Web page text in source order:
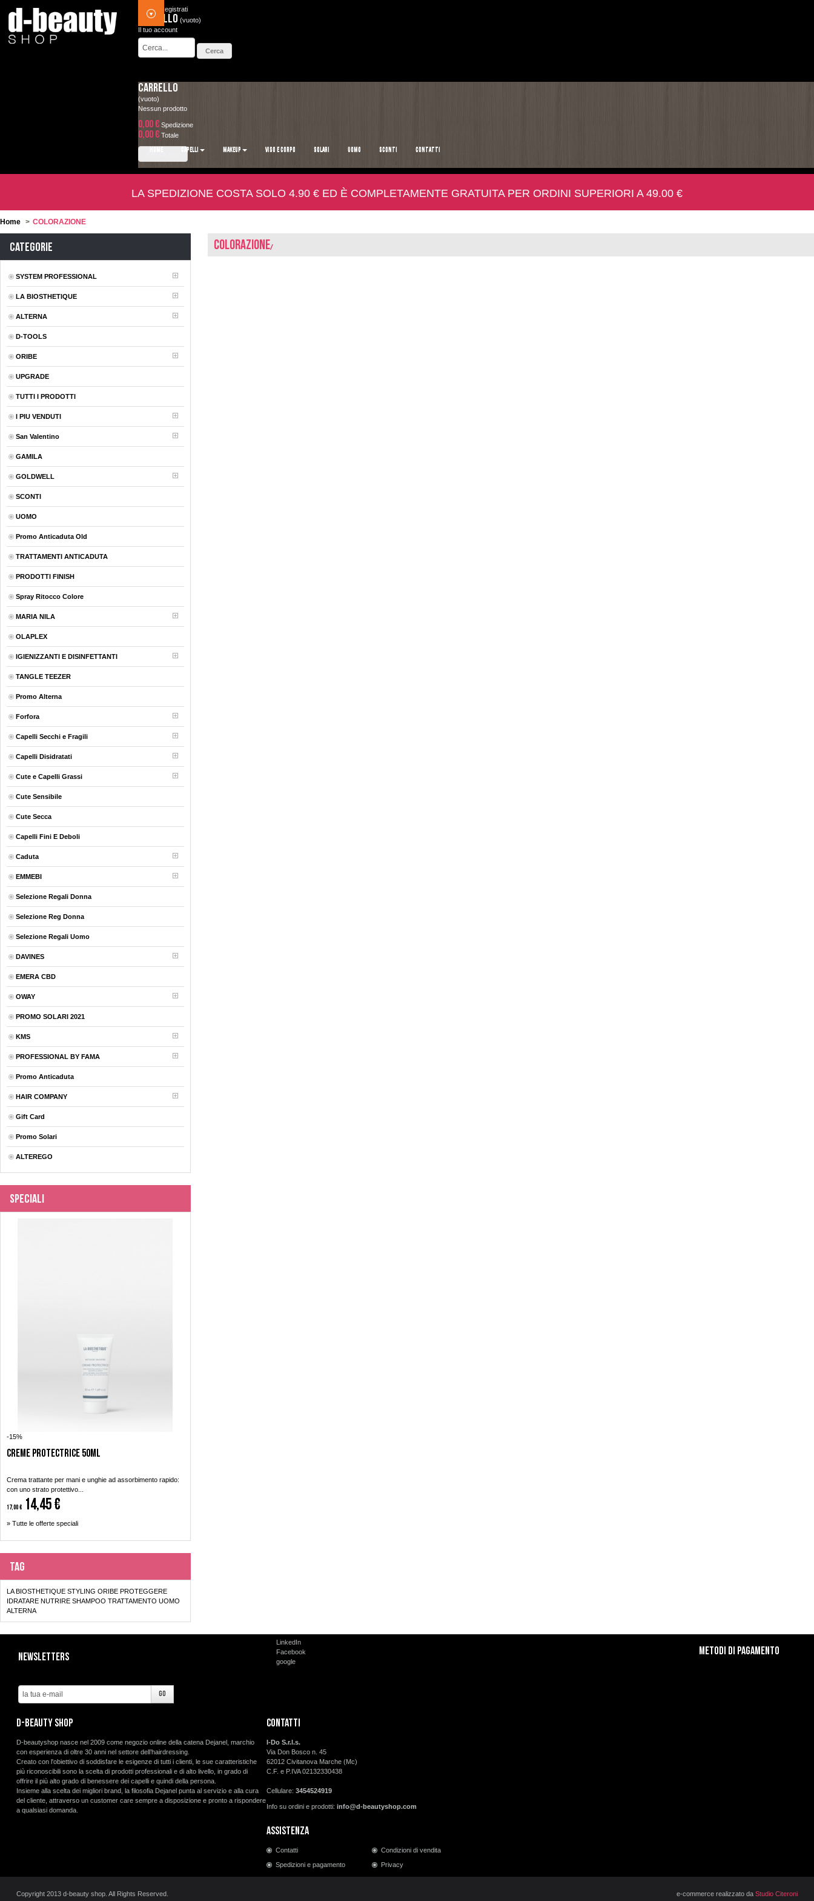
Accedi Registrati
Carrello (vuoto)
Il tuo account
Carrello
(vuoto)
Nessun prodotto
0,00 € Spedizione
0,00 € Totale
HOME CAPELLI MAKEUP VISO E CORPO SOLARI UOMO SCONTI CONTATTI
LA SPEDIZIONE COSTA SOLO 4.90 € ED È COMPLETAMENTE GRATUITA PER ORDINI SUPERIORI A 49.00 €
Home > COLORAZIONE
Categorie
SYSTEM PROFESSIONAL
LA BIOSTHETIQUE
ALTERNA
D-TOOLS
ORIBE
UPGRADE
TUTTI I PRODOTTI
I PIU VENDUTI
San Valentino
GAMILA
GOLDWELL
SCONTI
UOMO
Promo Anticaduta Old
TRATTAMENTI ANTICADUTA
PRODOTTI FINISH
Spray Ritocco Colore
MARIA NILA
OLAPLEX
IGIENIZZANTI E DISINFETTANTI
TANGLE TEEZER
Promo Alterna
Forfora
Capelli Secchi e Fragili
Capelli Disidratati
Cute e Capelli Grassi
Cute Sensibile
Cute Secca
Capelli Fini E Deboli
Caduta
EMMEBI
Selezione Regali Donna
Selezione Reg Donna
Selezione Regali Uomo
DAVINES
EMERA CBD
OWAY
PROMO SOLARI 2021
KMS
PROFESSIONAL BY FAMA
Promo Anticaduta
HAIR COMPANY
Gift Card
Promo Solari
ALTEREGO
Speciali
-15%
Creme Protectrice 50ml
Crema trattante per mani e unghie ad assorbimento rapido:
con uno strato protettivo...
17,00 € 14,45 €
» Tutte le offerte speciali
Tag
LA BIOSTHETIQUE STYLING ORIBE PROTEGGERE
IDRATARE NUTRIRE SHAMPOO TRATTAMENTO UOMO
ALTERNA
COLORAZIONE
Newsletters
LinkedIn
Facebook
google
Metodi di Pagamento
d-beauty shop
D-beautyshop nasce nel 2009 come negozio online della catena Dejanel, marchio
con esperienza di oltre 30 anni nel settore dell’hairdressing.
Creato con l'obiettivo di soddisfare le esigenze di tutti i clienti, le sue caratteristiche
più riconoscibili sono la scelta di prodotti professionali e di alto livello, in grado di
offrire il più alto grado di benessere dei capelli e quindi della persona.
Insieme alla scelta dei migliori brand, la filosofia Dejanel punta al servizio e alla cura
del cliente, attraverso un customer care sempre a disposizione e pronto a rispondere
a qualsiasi domanda.
Contatti
I-Do S.r.l.s.
Via Don Bosco n. 45
62012 Civitanova Marche (Mc)
C.F. e P.IVA 02132330438
Cellulare: 3454524919
Info su ordini e prodotti: info@d-beautyshop.com
Assistenza
Contatti
Condizioni di vendita
Spedizioni e pagamento
Privacy
Copyright 2013 d-beauty shop. All Rights Reserved. e-commerce realizzato daStudio Citeroni